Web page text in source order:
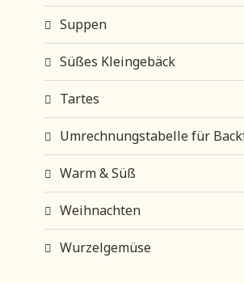
Suppen
Süßes Kleingebäck
Tartes
Umrechnungstabelle für
Warm & Süß
Weihnachten
Wurzelgemüse